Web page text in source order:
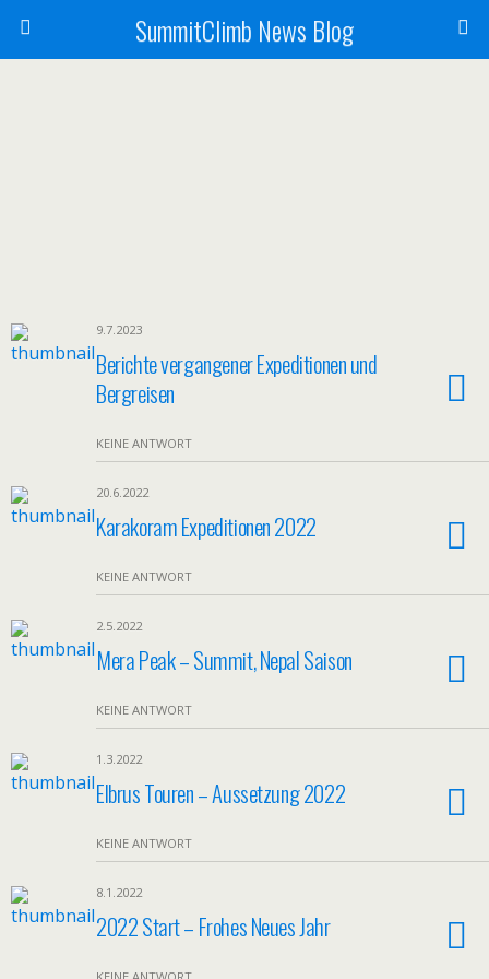
SummitClimb News Blog
9.7.2023
Berichte vergangener Expeditionen und
Bergreisen
KEINE ANTWORT
20.6.2022
Karakoram Expeditionen 2022
KEINE ANTWORT
2.5.2022
Mera Peak – Summit, Nepal Saison
KEINE ANTWORT
1.3.2022
Elbrus Touren – Aussetzung 2022
KEINE ANTWORT
8.1.2022
2022 Start – Frohes Neues Jahr